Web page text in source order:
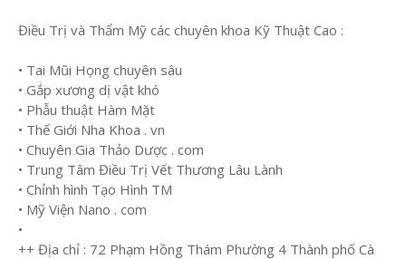
Điều Trị và Thẩm Mỹ các chuyên khoa Kỹ Thuật Cao :
• Tai Mũi Họng chuyên sâu
• Gắp xương dị vật khó
• Phẫu thuật Hàm Mặt
• Thế Giới Nha Khoa . vn
• Chuyên Gia Thảo Dược . com
• Trung Tâm Điều Trị Vết Thương Lâu Lành
• Chỉnh hình Tạo Hình TM
• Mỹ Viện Nano . com
•
++ Địa chỉ : 72 Phạm Hồng Thám Phường 4 Thành phố Cà